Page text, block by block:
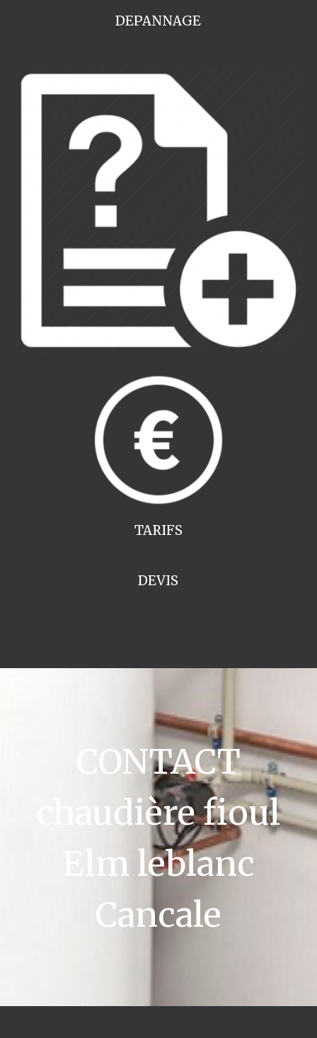
DEPANNAGE
TARIFS
DEVIS
CONTACT
chaudière fioul
Elm leblanc
Cancale